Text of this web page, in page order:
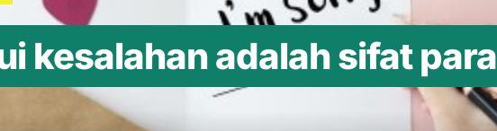
kesalahan adalah sifat para